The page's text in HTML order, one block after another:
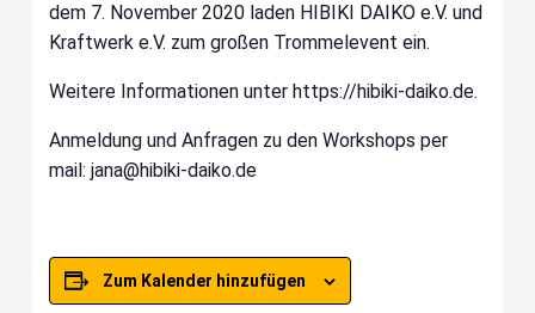
dem 7. November 2020 laden HIBIKI DAIKO e.V. und
Kraftwerk e.V. zum großen Trommelevent ein.
Weitere Informationen unter https://hibiki-daiko.de.
Anmeldung und Anfragen zu den Workshops per
mail: jana@hibiki-daiko.de
Zum Kalender hinzufügen